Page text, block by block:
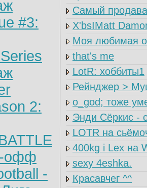
#3:
2:
офф
-
Самый
X'bsIMatt
Моя любимая
that's me
LotR: хоббиты1
Рейнджер >
о_god; тоже
Энди Сёркис -
LOTR на
400kg i Lex на
sexy 4eshka.
Красавчег ^^